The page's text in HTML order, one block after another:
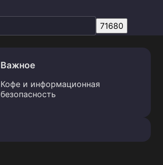
Важное
Кофе и информационная
безопасность